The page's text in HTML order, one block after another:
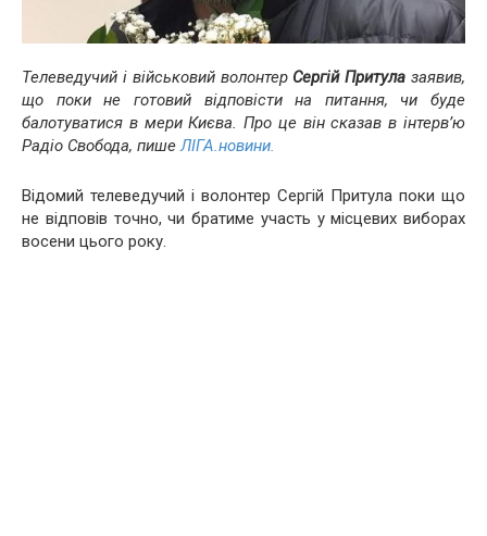
Телеведучий і військовий волонтер Сергій Притула заявив,
що поки не готовий відповісти на питання, чи буде
балотуватися в мери Києва. Про це він сказав в інтерв’ю
Радіо Свобода, пишеЛІГА.новини.
Відомий телеведучий і волонтер Сергій Притула поки що
не відповів точно, чи братиме участь у місцевих виборах
восени цього року.